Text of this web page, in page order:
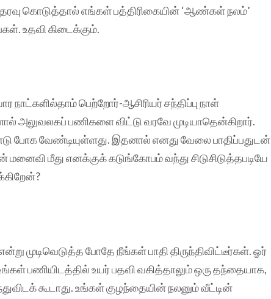
கொடுத்தால் எங்கள் பத்திரிகையின் ‘ஆண்கள் நலம்’
உதவி கிடைக்கும்.
நாட்களில்தாம் பெற்றோர்-ஆசிரியர் சந்திப்பு நாள்
அலுவலகப் பணிகளை விட்டு வரவே முடியாதென்கிறார்.
வேண்டியுள்ளது. இதனால் எனது வேலை பாதிப்பதுடன்
மீது எனக்குக் கடுங்கோபம் வந்து சிடுசிடுத்தபடியே
முடிவெடுத்த போதே நீங்கள் பாதி திருந்திவிட்டீர்கள். ஓர்
பணியிடத்தில் உயர் பதவி வகித்தாலும் ஒரு தந்தையாக,
கூடாது. உங்கள் குழந்தையின் நலனும் வீட்டின்